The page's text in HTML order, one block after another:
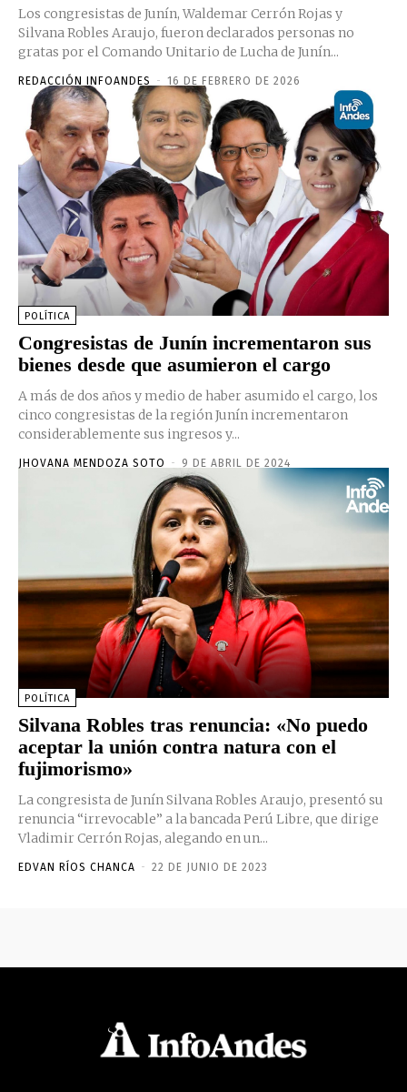
Los congresistas de Junín, Waldemar Cerrón Rojas y
Silvana Robles Araujo, fueron declarados personas no
gratas por el Comando Unitario de Lucha de Junín...
REDACCIÓN INFOANDES - 16 DE FEBRERO DE 2026
POLÍTICA
Congresistas de Junín incrementaron sus
bienes desde que asumieron el cargo
A más de dos años y medio de haber asumido el cargo, los
cinco congresistas de la región Junín incrementaron
considerablemente sus ingresos y...
JHOVANA MENDOZA SOTO - 9 DE ABRIL DE 2024
POLÍTICA
Silvana Robles tras renuncia: «No puedo
aceptar la unión contra natura con el
fujimorismo»
La congresista de Junín Silvana Robles Araujo, presentó su
renuncia “irrevocable” a la bancada Perú Libre, que dirige
Vladimir Cerrón Rojas, alegando en un...
EDVAN RÍOS CHANCA - 22 DE JUNIO DE 2023